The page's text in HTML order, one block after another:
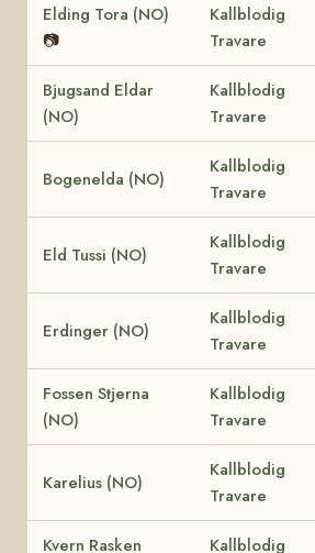
Elding Tora (NO)
📷
Kallblodig
Travare
Bjugsand Eldar
(NO)
Kallblodig
Travare
Bogenelda (NO)
Kallblodig
Travare
Eld Tussi (NO)
Kallblodig
Travare
Erdinger (NO)
Kallblodig
Travare
Fossen Stjerna
(NO)
Kallblodig
Travare
Karelius (NO)
Kallblodig
Travare
Kvern Rasken
Kallblodig